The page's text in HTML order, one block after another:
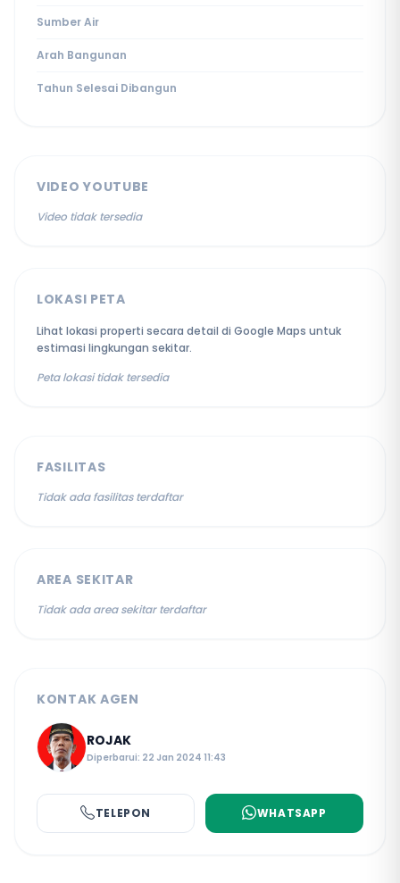
Sumber Air
Arah Bangunan
Tahun Selesai Dibangun
VIDEO YOUTUBE
Video tidak tersedia
LOKASI PETA
Lihat lokasi properti secara detail di Google Maps untuk
estimasi lingkungan sekitar.
Peta lokasi tidak tersedia
FASILITAS
Tidak ada fasilitas terdaftar
AREA SEKITAR
Tidak ada area sekitar terdaftar
KONTAK AGEN
ROJAK
Diperbarui: 22 Jan 2024 11:43
TELEPON WHATSAPP